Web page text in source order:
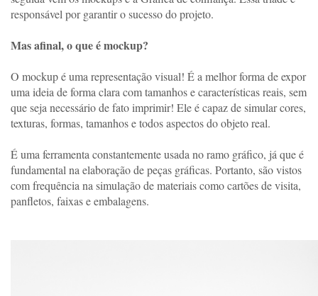
responsável por garantir o sucesso do projeto.
Mas afinal, o que é mockup?
O mockup é uma representação visual! É a melhor forma de expor
uma ideia de forma clara com tamanhos e características reais, sem
que seja necessário de fato imprimir! Ele é capaz de simular cores,
texturas, formas, tamanhos e todos aspectos do objeto real.
É uma ferramenta constantemente usada no ramo gráfico, já que é
fundamental na elaboração de peças gráficas. Portanto, são vistos
com frequência na simulação de materiais como cartões de visita,
panfletos, faixas e embalagens.